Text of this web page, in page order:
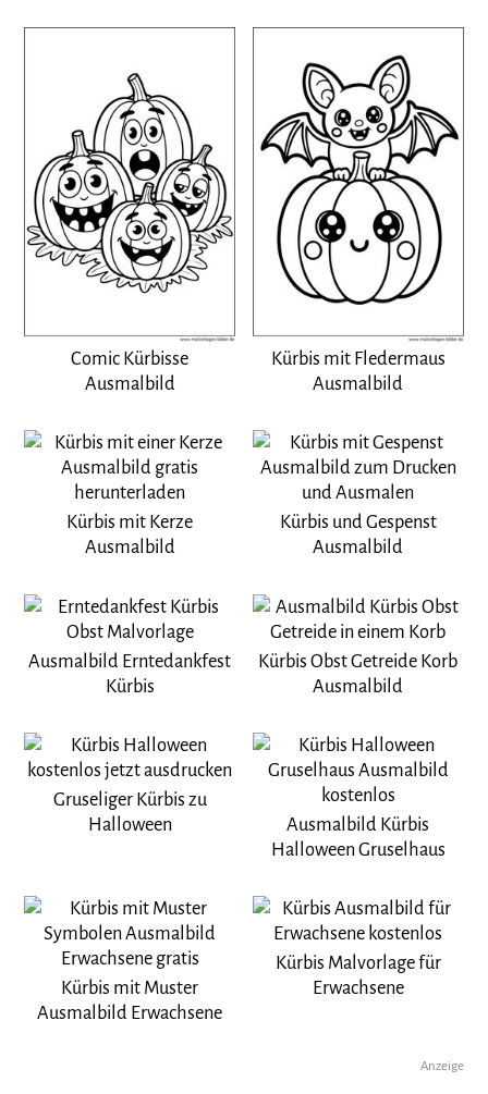
Comic Kürbisse
Ausmalbild
Kürbis mit Fledermaus
Ausmalbild
Kürbis mit Kerze
Ausmalbild
Kürbis und Gespenst
Ausmalbild
Ausmalbild Erntedankfest
Kürbis
Kürbis Obst Getreide Korb
Ausmalbild
Gruseliger Kürbis zu
Halloween
Ausmalbild Kürbis
Halloween Gruselhaus
Kürbis mit Muster
Ausmalbild Erwachsene
Kürbis Malvorlage für
Erwachsene
Anzeige